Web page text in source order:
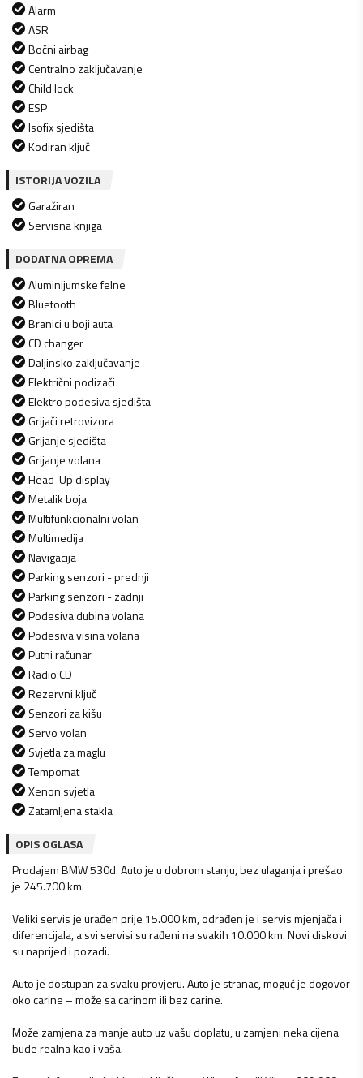
Alarm
ASR
Bočni airbag
Centralno zaključavanje
Child lock
ESP
Isofix sjedišta
Kodiran ključ
ISTORIJA VOZILA
Garažiran
Servisna knjiga
DODATNA OPREMA
Aluminijumske felne
Bluetooth
Branici u boji auta
CD changer
Daljinsko zaključavanje
Električni podizači
Elektro podesiva sjedišta
Grijači retrovizora
Grijanje sjedišta
Grijanje volana
Head-Up display
Metalik boja
Multifunkcionalni volan
Multimedija
Navigacija
Parking senzori - prednji
Parking senzori - zadnji
Podesiva dubina volana
Podesiva visina volana
Putni računar
Radio CD
Rezervni ključ
Senzori za kišu
Servo volan
Svjetla za maglu
Tempomat
Xenon svjetla
Zatamljena stakla
OPIS OGLASA
Prodajem BMW 530d. Auto je u dobrom stanju, bez ulaganja i prešao
je 245.700 km.
Veliki servis je urađen prije 15.000 km, odrađen je i servis mjenjača i
diferencijala, a svi servisi su rađeni na svakih 10.000 km. Novi diskovi
su naprijed i pozadi.
Auto je dostupan za svaku provjeru. Auto je stranac, moguć je dogovor
oko carine – može sa carinom ili bez carine.
Može zamjena za manje auto uz vašu doplatu, u zamjeni neka cijena
bude realna kao i vaša.